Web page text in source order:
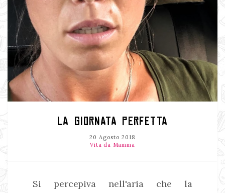
LA GIORNATA PERFETTA
20 Agosto 2018
Vita da Mamma
Si percepiva nell'aria che la